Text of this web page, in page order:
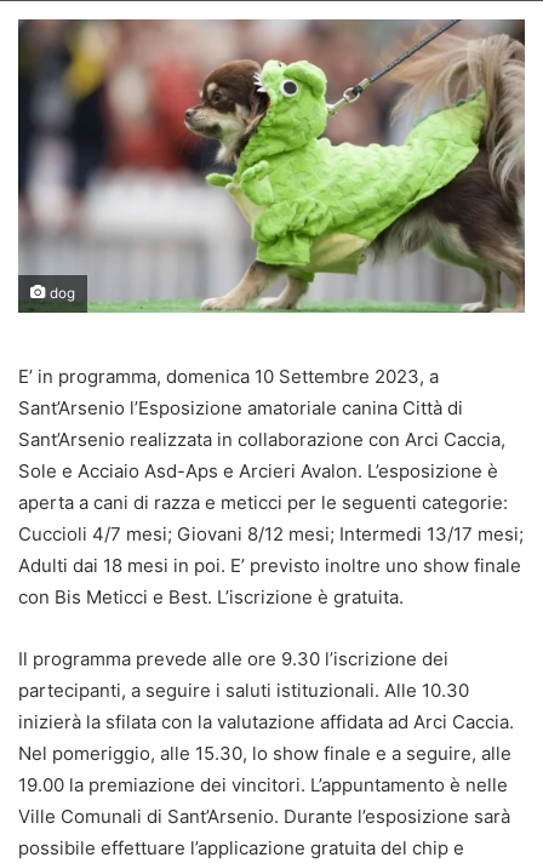
dog
E’ in programma, domenica 10 Settembre 2023, a
Sant’Arsenio l’Esposizione amatoriale canina Città di
Sant’Arsenio realizzata in collaborazione con Arci Caccia,
Sole e Acciaio Asd-Aps e Arcieri Avalon. L’esposizione è
aperta a cani di razza e meticci per le seguenti categorie:
Cuccioli 4/7 mesi; Giovani 8/12 mesi; Intermedi 13/17 mesi;
Adulti dai 18 mesi in poi. E’ previsto inoltre uno show finale
con Bis Meticci e Best. L’iscrizione è gratuita.
Il programma prevede alle ore 9.30 l’iscrizione dei
partecipanti, a seguire i saluti istituzionali. Alle 10.30
inizierà la sfilata con la valutazione affidata ad Arci Caccia.
Nel pomeriggio, alle 15.30, lo show finale e a seguire, alle
19.00 la premiazione dei vincitori. L’appuntamento è nelle
Ville Comunali di Sant’Arsenio. Durante l’esposizione sarà
possibile effettuare l’applicazione gratuita del chip e